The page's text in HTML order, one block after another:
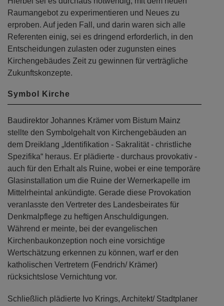
Raumangebot zu experimentieren und Neues zu
erproben. Auf jeden Fall, und darin waren sich alle
Referenten einig, sei es dringend erforderlich, in den
Entscheidungen zulasten oder zugunsten eines
Kirchengebäudes Zeit zu gewinnen für verträgliche
Zukunftskonzepte.
Symbol Kirche
Baudirektor Johannes Krämer vom Bistum Mainz
stellte den Symbolgehalt von Kirchengebäuden an
dem Dreiklang „Identifikation - Sakralität - christliche
Spezifika“ heraus. Er plädierte - durchaus provokativ -
auch für den Erhalt als Ruine, wobei er eine temporäre
Glasinstallation um die Ruine der Wernerkapelle im
Mittelrheintal ankündigte. Gerade diese Provokation
veranlasste den Vertreter des Landesbeirates für
Denkmalpflege zu heftigen Anschuldigungen.
Während er meinte, bei der evangelischen
Kirchenbaukonzeption noch eine vorsichtige
Wertschätzung erkennen zu können, warf er den
katholischen Vertretern (Fendrich/ Krämer)
rücksichtslose Vernichtung vor.
Schließlich plädierte Ivo Krings, Architekt/ Stadtplaner